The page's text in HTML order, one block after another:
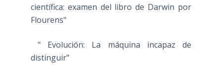
científica: examen del libro de Darwin por
Flourens"
" Evolución: La máquina incapaz de
distinguir"